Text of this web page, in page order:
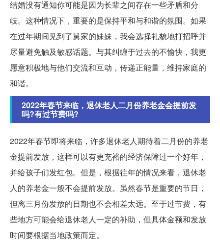
结婚没有通知你可能是因为长辈之间存在一些矛盾和分
歧。这种情况下，重要的是保持平和与和谐的氛围。如果
在过年期间见到了舅家的妹妹，我会选择礼貌地打招呼并
尽量避免触及敏感话题。与其纠缠于过去的不愉快，我更
愿意积极地与他们交流和互动，传递正能量，维持家庭的
和谐。
2022年春节来临，退休老人二月份养老金会提前发
吗?有过节费吗?
2022年春节即将来临，许多退休老人期待着二月份的养老
金提前发放，这样可以有更充裕的经济保障过一个好年，
并给孩子们发红包。但是，根据往年的情况来看，退休老
人的养老金一般不会提前发放。虽然春节是重要的节日，
但离三月份发放的日期也不会相差太远。至于过节费，有
些地方可能会给退休老人一定的补助，但具体金额和发放
时间要根据当地政策而定。